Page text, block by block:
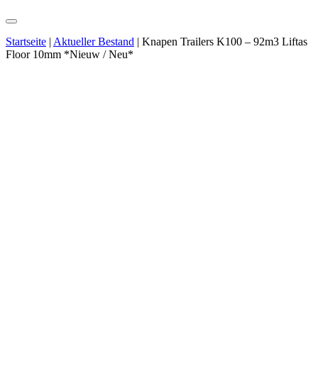
Startseite | Aktueller Bestand | Knapen Trailers K100 – 92m3 Liftas
Floor 10mm *Nieuw / Neu*